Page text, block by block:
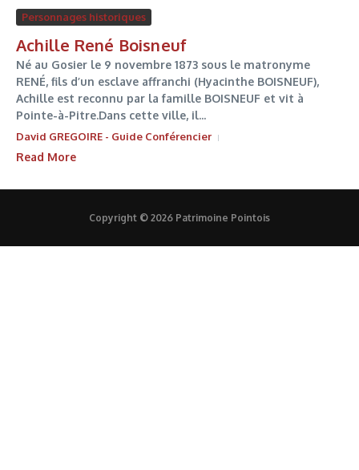
Personnages historiques
Achille René Boisneuf
Né au Gosier le 9 novembre 1873 sous le matronyme
RENÉ, fils d’un esclave affranchi (Hyacinthe BOISNEUF),
Achille est reconnu par la famille BOISNEUF et vit à
Pointe-à-Pitre.Dans cette ville, il...
David GREGOIRE - Guide Conférencier
Read More
Copyright © 2026 Patrimoine Pointois